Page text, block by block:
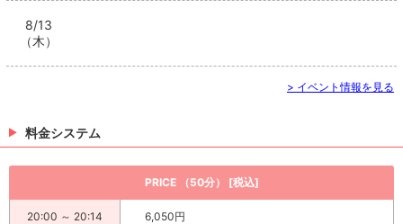
8/13
（木）
> イベント情報を見る
料金システム
PRICE （50分） [税込]
20:00 ～ 20:14 6,050円